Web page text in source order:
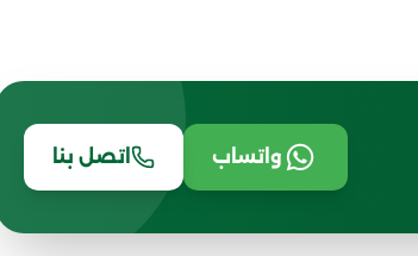
واتساب اتصل بنا